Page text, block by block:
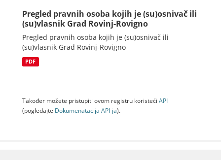
Pregled pravnih osoba kojih je (su)osnivač ili
(su)vlasnik Grad Rovinj-Rovigno
Pregled pravnih osoba kojih je (su)osnivač ili
(su)vlasnik Grad Rovinj-Rovigno
PDF
Također možete pristupiti ovom registru koristeći API
(pogledajte Dokumenаtаcijа API-jа).